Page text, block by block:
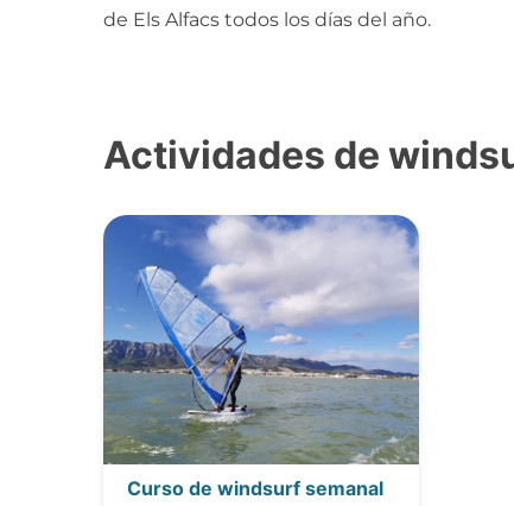
de Els Alfacs todos los días del año.
Actividades de
Curso de windsurf semanal